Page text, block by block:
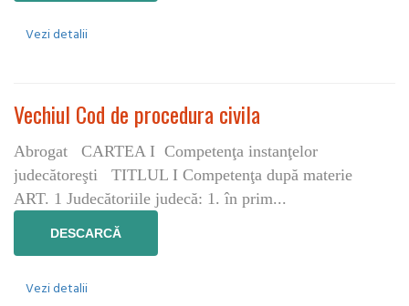
Vezi detalii
Vechiul Cod de procedura civila
Abrogat CARTEA I Competenţa instanţelor
judecătoreşti TITLUL I Competenţa după materie
ART. 1 Judecătoriile judecă: 1. în prim...
DESCARCĂ
Vezi detalii